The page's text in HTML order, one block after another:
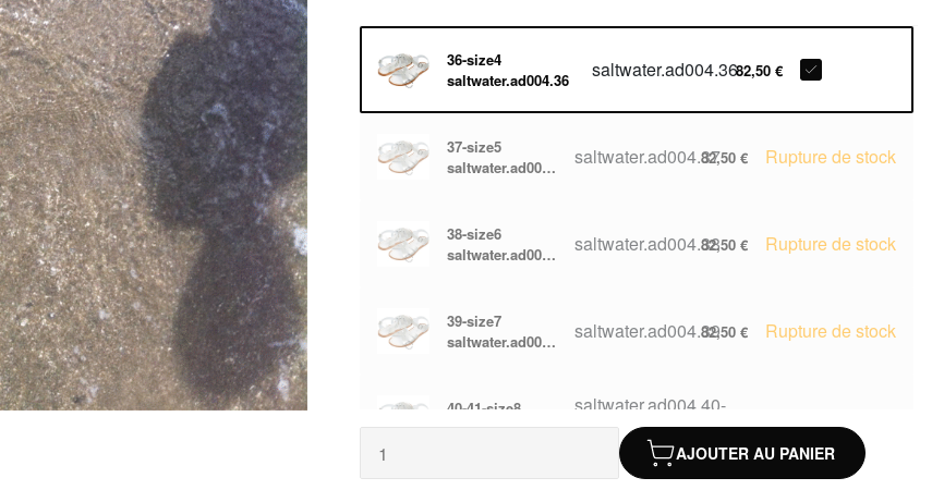
36-size4
saltwater.ad004.36
saltwater.ad004.3682,50 €
37-size5
saltwater.ad004.37
saltwater.ad004.3782,50 € Rupture de stock
38-size6
saltwater.ad004.38
saltwater.ad004.3882,50 € Rupture de stock
39-size7
saltwater.ad004.39
saltwater.ad004.3982,50 € Rupture de stock
40-41-size8
saltwater.ad004.40-41
saltwater.ad004.40-
41
AJOUTER AU PANIER